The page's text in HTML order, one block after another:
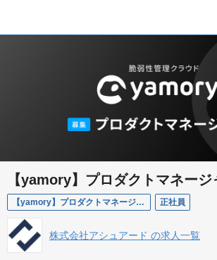
【yamory】プロダクトマネージ
【yamory】プロダクトマネージャー 正社員
株式会社アシュアード の求人一覧